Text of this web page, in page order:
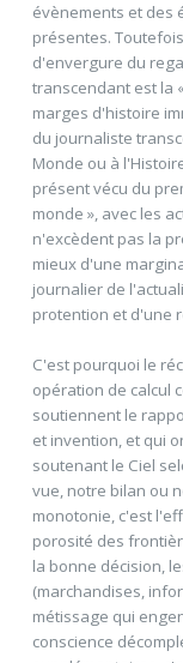
évènements et des
présentes.
d'envergure du
transcendant est la
marges d'histoire
du journaliste
Monde ou à
présent vécu du
monde », avec les
n'excèdent pas la
mieux d'une
journalier de
protention et d'une
C'est pourquoi le
opération de calcul
soutiennent le
et invention, et qui
soutenant le Ciel
vue, notre bilan ou
monotonie, c'est
porosité des
la bonne décision,
(marchandises,
métissage qui
conscience